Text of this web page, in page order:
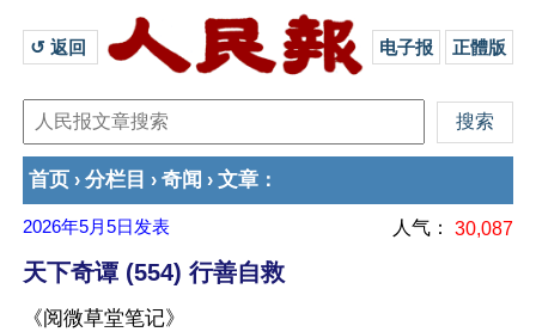
↺ 返回 电子报 正體版
首页 › 分栏目 › 奇闻 › 文章 ：
2026年5月5日 发表 人气： 30,087
天下奇谭 (554) 行善自救
《阅微草堂笔记》